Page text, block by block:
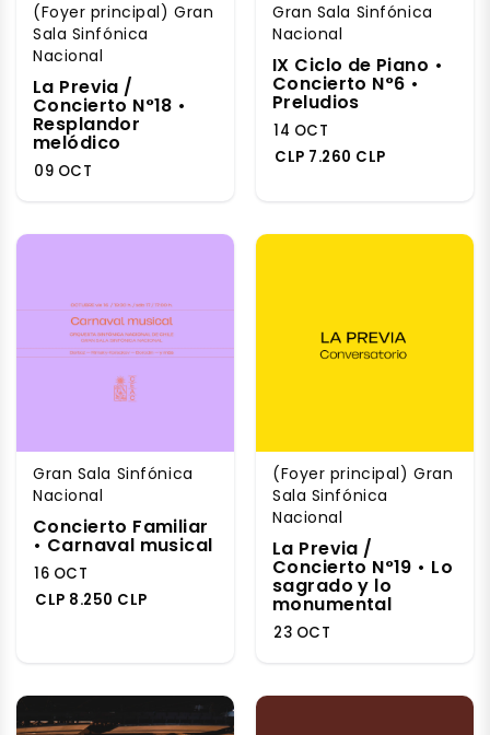
(Foyer principal) Gran
Sala Sinfónica
Nacional
La Previa /
Concierto N°18 •
Resplandor
melódico
09 OCT
Gran Sala Sinfónica
Nacional
IX Ciclo de Piano •
Concierto N°6 •
Preludios
14 OCT
CLP 7.260 CLP
Gran Sala Sinfónica
Nacional
Concierto Familiar
• Carnaval musical
16 OCT
CLP 8.250 CLP
(Foyer principal) Gran
Sala Sinfónica
Nacional
La Previa /
Concierto N°19 • Lo
sagrado y lo
monumental
23 OCT